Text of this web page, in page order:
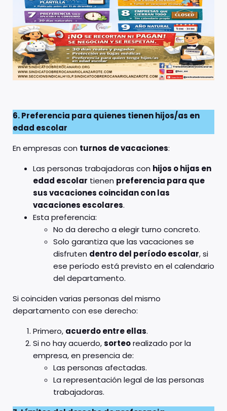
6. Preferencia para quienes tienen hijos/as en
edad escolar
En empresas con turnos de vacaciones:
Las personas trabajadoras con hijos o hijas en
edad escolar tienen preferencia para que
sus vacaciones coincidan con las
vacaciones escolares.
Esta preferencia:
No da derecho a elegir turno concreto.
Solo garantiza que las vacaciones se
disfruten dentro del período escolar, si
ese período está previsto en el calendario
del departamento.
Si coinciden varias personas del mismo
departamento con ese derecho:
Primero, acuerdo entre ellas.
Si no hay acuerdo,sorteorealizado por la
empresa, en presencia de:
Las personas afectadas.
La representación legal de las personas
trabajadoras.